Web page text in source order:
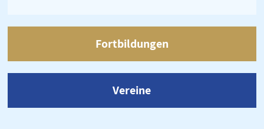
Fortbildungen
Vereine